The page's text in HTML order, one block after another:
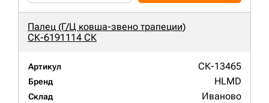
Палец (Г/Ц ковша-звено трапеции)
СК-6191114 СК
Артикул СК-13465
Бренд HLMD
Склад Иваново